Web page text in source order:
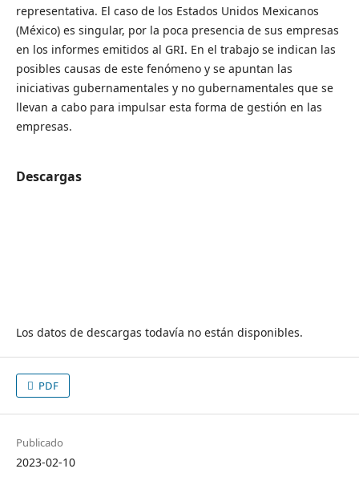
representativa. El caso de los Estados Unidos Mexicanos
(México) es singular, por la poca presencia de sus empresas
en los informes emitidos al GRI. En el trabajo se indican las
posibles causas de este fenómeno y se apuntan las
iniciativas gubernamentales y no gubernamentales que se
llevan a cabo para impulsar esta forma de gestión en las
empresas.
Descargas
Los datos de descargas todavía no están disponibles.
PDF
Publicado
2023-02-10